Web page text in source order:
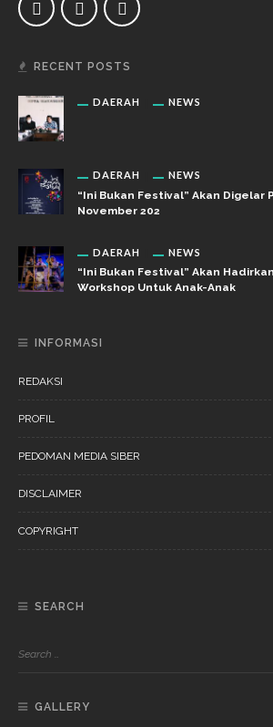
RECENT POSTS
DAERAH NEWS
DAERAH NEWS
“Ini Bukan Festival” Akan Digelar
November 202
DAERAH NEWS
“Ini Bukan Festival” Akan
Workshop Untuk Anak-Anak
INFORMASI
REDAKSI
PROFIL
PEDOMAN MEDIA SIBER
DISCLAIMER
COPYRIGHT
SEARCH
GALLERY